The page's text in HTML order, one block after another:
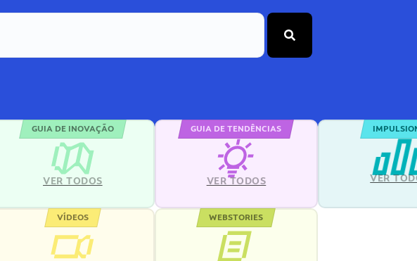
GUIA DE INOVAÇÃO
VER TODOS
GUIA DE TENDÊNCIAS
VER TODOS VER
VÍDEOS WEBSTORIES